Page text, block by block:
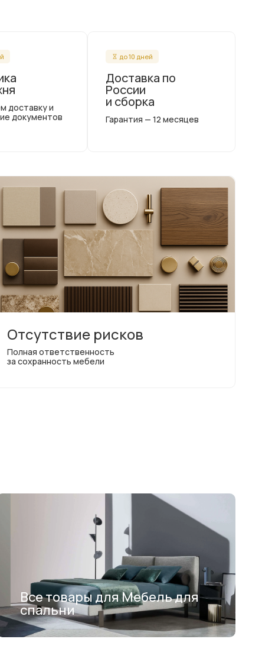
доставку и
документов
до 10 дней
Доставка по
России
и сборка
Гарантия — 12 месяцев
Отсутствие рисков
Полная ответственность
за сохранность мебели
Все товары для Мебель для
спальни